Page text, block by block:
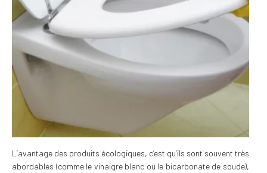
L’avantage des produits écologiques, c’est qu’ils sont souvent très
abordables (comme le vinaigre blanc ou le bicarbonate de soude),